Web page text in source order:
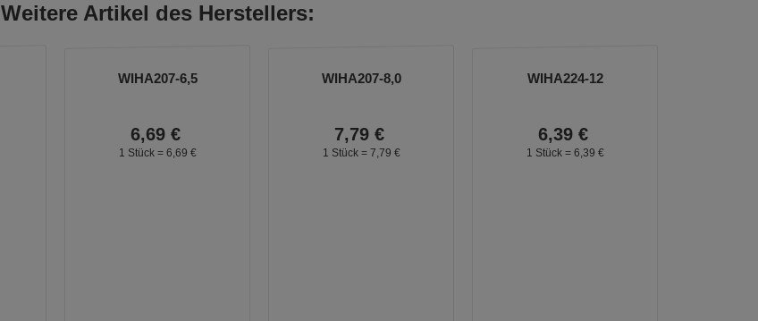
Weitere Artikel des Herstellers:
WIHA207-6,5
6,69 €
1 Stück = 6, 69 €
WIHA207-8,0
7,79 €
1 Stück = 7, 79 €
WIHA224-12
6,39 €
1 Stück = 6, 39 €